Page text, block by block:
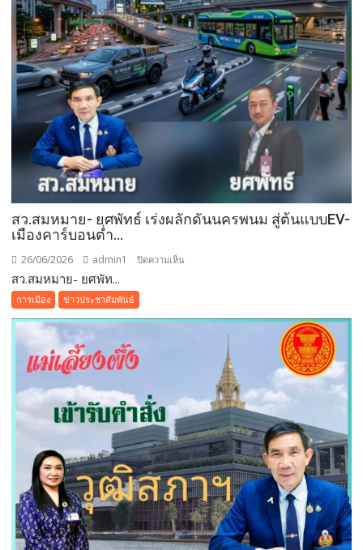
ช่อง
ทาง
ชำระ
ผ่าน
แอพ”ถุง
เงิน”
สว.สมหมาย- ยศพัทธ์ เร่งผลักดันนครพนม สู่ต้นแบบEV-
เมืองคาร์บอนต่ำ…
26/06/2026 admin1 ปิดความเห็น
นครพนม
สู่
ต้นแบบEV-
เมือง
คาร์บอน
ต่ำ…
สว.สมหมาย- ยศพัท...
การเมือง ข่าวประชาสัมพันธ์